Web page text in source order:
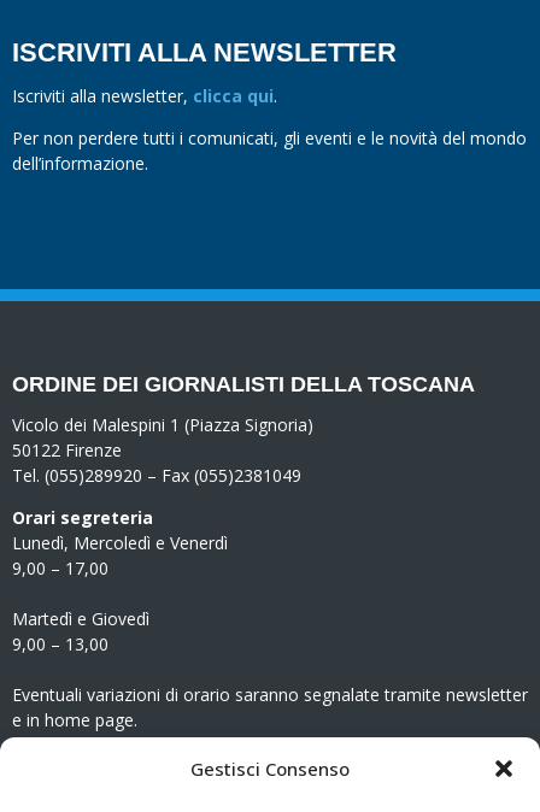
Gestisci Consenso
ISCRIVITI ALLA NEWSLETTER
Iscriviti alla newsletter, clicca qui.
Per non perdere tutti i comunicati, gli eventi e le novità del mondo
dell’informazione.
ORDINE DEI GIORNALISTI DELLA TOSCANA
Vicolo dei Malespini 1 (Piazza Signoria)
50122 Firenze
Tel. (055)289920 – Fax (055)2381049
Orari segreteria
Lunedì, Mercoledì e Venerdì
9,00 – 17,00
Martedì e Giovedì
9,00 – 13,00
Eventuali variazioni di orario saranno segnalate tramite newsletter
e in home page.